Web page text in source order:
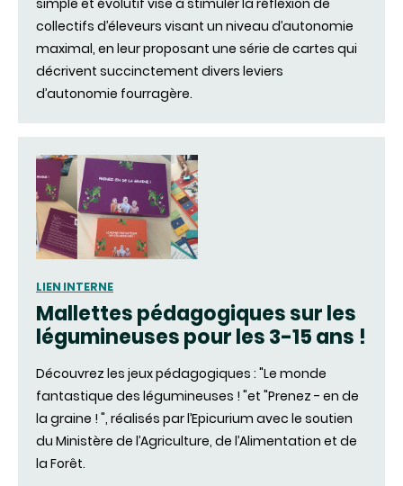
simple et évolutif vise à stimuler la réflexion de
collectifs d’éleveurs visant un niveau d’autonomie
maximal, en leur proposant une série de cartes qui
décrivent succinctement divers leviers
d’autonomie fourragère.
LIEN INTERNE
Mallettes pédagogiques sur les
légumineuses pour les 3-15 ans !
Découvrez les jeux pédagogiques : "Le monde
fantastique des légumineuses ! "et "Prenez - en de
la graine ! ", réalisés par l’Epicurium avec le soutien
du Ministère de l’Agriculture, de l’Alimentation et de
la Forêt.